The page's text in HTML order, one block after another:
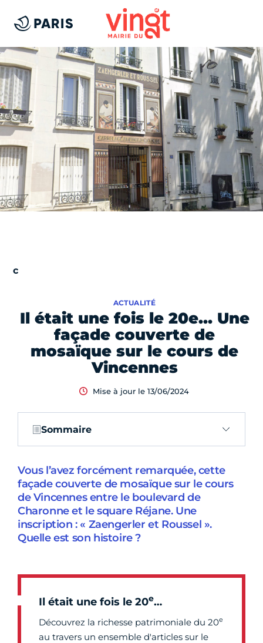
Il était une fois le 20e… Une
façade couverte de
mosaïque sur le cours de
Vincennes
ACTUALITÉ
Mise à jour le 13/06/2024
Sommaire
Vous l’avez forcément remarquée, cette
façade couverte de mosaïque sur le cours
de Vincennes entre le boulevard de
Charonne et le square Réjane. Une
inscription : « Zaengerler et Roussel ».
Quelle est son histoire ?
Il était une fois le 20e…
Découvrez la richesse patrimoniale du 20e
au travers un ensemble d'articles sur le